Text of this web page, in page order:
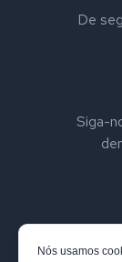
De
Siga-
Nós usamos